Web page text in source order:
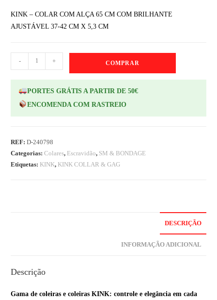
KINK – COLAR COM ALÇA 65 CM COM BRILHANTE
AJUSTÁVEL 37-42 CM X 5,3 CM
- + COMPRAR
PORTES GRÁTIS A PARTIR DE 50€
ENCOMENDA COM RASTREIO
REF:D-240798
Categorias:Colares, Escravidão, SM & BONDAGE
Etiquetas: KINK, KINK COLLAR & GAG
DESCRIÇÃO
INFORMAÇÃO ADICIONAL
Descrição
Gama de coleiras e coleiras KINK: controle e elegância em cada